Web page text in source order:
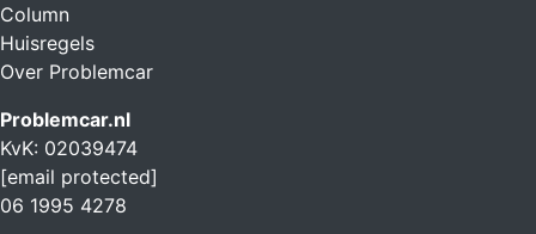
Column
Huisregels
Over Problemcar
Problemcar.nl
KvK: 02039474
[email protected]
06 1995 4278